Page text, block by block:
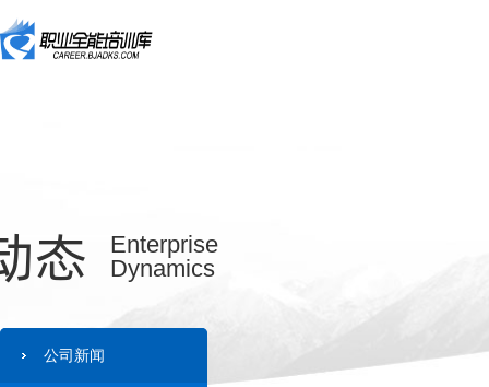
态
Enterprise
Dynamics
公司新闻